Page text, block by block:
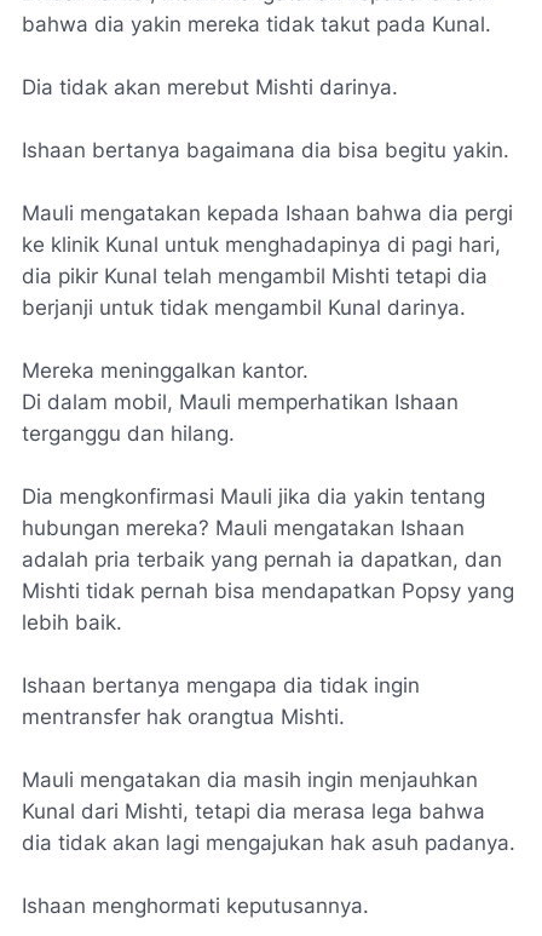
bahwa dia yakin mereka tidak takut pada Kunal.
Dia tidak akan merebut Mishti darinya.
Ishaan bertanya bagaimana dia bisa begitu yakin.
Mauli mengatakan kepada Ishaan bahwa dia pergi
ke klinik Kunal untuk menghadapinya di pagi hari,
dia pikir Kunal telah mengambil Mishti tetapi dia
berjanji untuk tidak mengambil Kunal darinya.
Mereka meninggalkan kantor.
Di dalam mobil, Mauli memperhatikan Ishaan
terganggu dan hilang.
Dia mengkonfirmasi Mauli jika dia yakin tentang
hubungan mereka? Mauli mengatakan Ishaan
adalah pria terbaik yang pernah ia dapatkan, dan
Mishti tidak pernah bisa mendapatkan Popsy yang
lebih baik.
Ishaan bertanya mengapa dia tidak ingin
mentransfer hak orangtua Mishti.
Mauli mengatakan dia masih ingin menjauhkan
Kunal dari Mishti, tetapi dia merasa lega bahwa
dia tidak akan lagi mengajukan hak asuh padanya.
Ishaan menghormati keputusannya.